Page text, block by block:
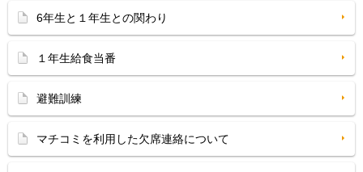
6年生と１年生との関わり
１年生給食当番
避難訓練
マチコミを利用した欠席連絡について